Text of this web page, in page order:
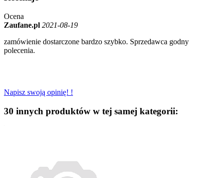
Ocena
Zaufane.pl 2021-08-19
zamówienie dostarczone bardzo szybko. Sprzedawca godny
polecenia.
Napisz swoją opinię! !
30 innych produktów w tej samej kategorii: